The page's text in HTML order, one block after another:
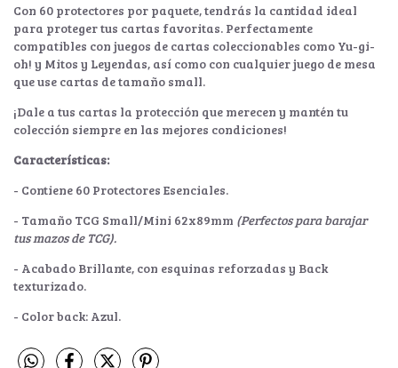
Con 60 protectores por paquete, tendrás la cantidad ideal
para proteger tus cartas favoritas. Perfectamente
compatibles con juegos de cartas coleccionables como Yu-gi-
oh! y Mitos y Leyendas, así como con cualquier juego de mesa
que use cartas de tamaño small.
¡Dale a tus cartas la protección que merecen y mantén tu
colección siempre en las mejores condiciones!
Características:
- Contiene 60 Protectores Esenciales.
- Tamaño TCG Small/Mini 62x89mm (Perfectos para barajar
tus mazos de TCG).
- Acabado Brillante, con esquinas reforzadas y Back
texturizado.
- Color back: Azul.